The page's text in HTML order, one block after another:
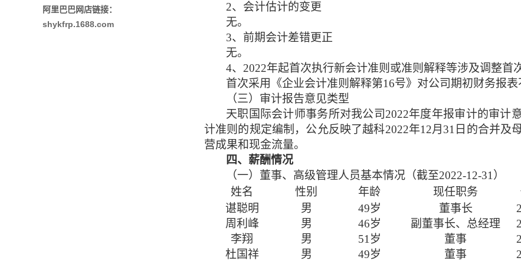
阿里巴巴网店链接：
shykfrp.1688.com
2、 会计估计的变更
无。
3、 前期会计差错更正
无。
4、 2022年起首次执行新会计准则或准则解释等涉及调整首
首次采用《企业会计准则解释第16号》对公司期初财务报表
（三） 审计报告意见类型
天职国际会计师事务所对我公司 2022年度年报审计的审计
计准则的规定编制，公允反映了越科2022年12月31日的合并及
营成果和现金流量。
四、薪酬情况
（一）董事、高级管理人员基本情况（截至2022-12-31）
姓名
性别 年龄 现任职务
谌聪明
男 49岁 董事长
周利峰
男 46岁 副董事长、总经理
李翔
男 51 岁 董事
杜国祥
男 49岁 董事